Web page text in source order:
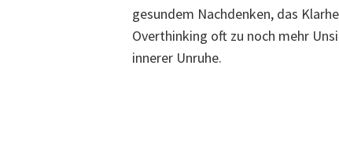
gesundem Nachdenken, das
Overthinking oft zu noch mehr
innerer Unruhe.